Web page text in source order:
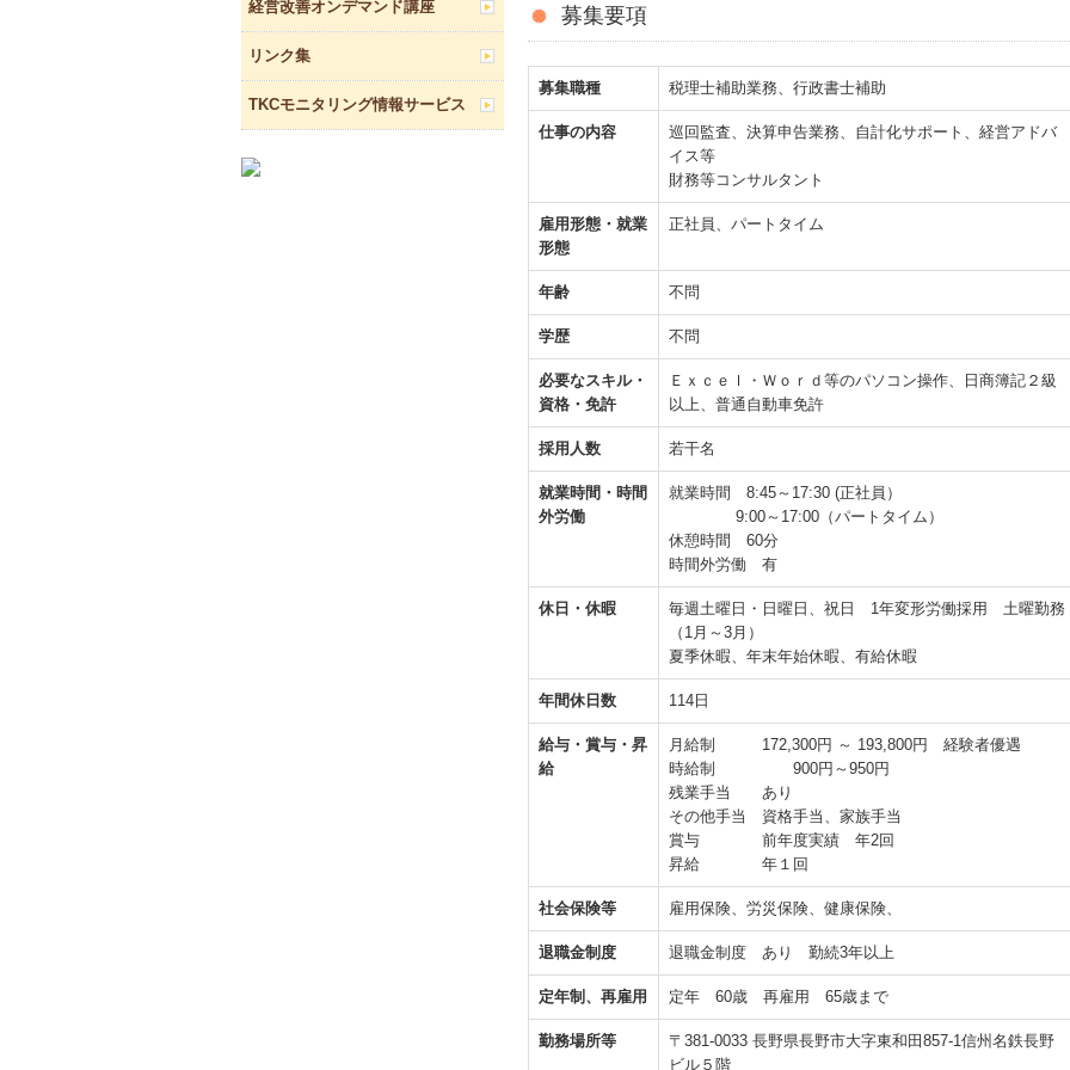
経営改善オンデマンド講座
リンク集
TKCモニタリング情報サービス
募集要項
募集職種 税理士補助業務、行政書士補助
仕事の内容
巡回監査、決算申告業務、自計化サポート、経営アドバ
イス等
財務等コンサルタント
雇用形態・就業
形態
正社員、パートタイム
年齢 不問
学歴 不問
必要なスキル・
資格・免許
Ｅｘｃｅｌ・Ｗｏｒｄ等のパソコン操作、日商簿記２級
以上、普通自動車免許
採用人数 若干名
就業時間・時間
外労働
就業時間 8:45～17:30 (正社員）
9:00～17:00（パートタイム）
休憩時間 60分
時間外労働 有
休日・休暇
毎週土曜日・日曜日、祝日 1年変形労働採用 土曜勤務
（1月～3月）
夏季休暇、年末年始休暇、有給休暇
年間休日数 114日
給与・賞与・昇
給
月給制 172,300円 ～ 193,800円 経験者優遇
時給制 900円～950円
残業手当 あり
その他手当 資格手当、家族手当
賞与 前年度実績 年2回
昇給 年１回
社会保険等 雇用保険、労災保険、健康保険、
退職金制度 退職金制度 あり 勤続3年以上
定年制、再雇用 定年 60歳 再雇用 65歳まで
勤務場所等
〒381-0033 長野県長野市大字東和田857-1信州名鉄長野
ビル５階